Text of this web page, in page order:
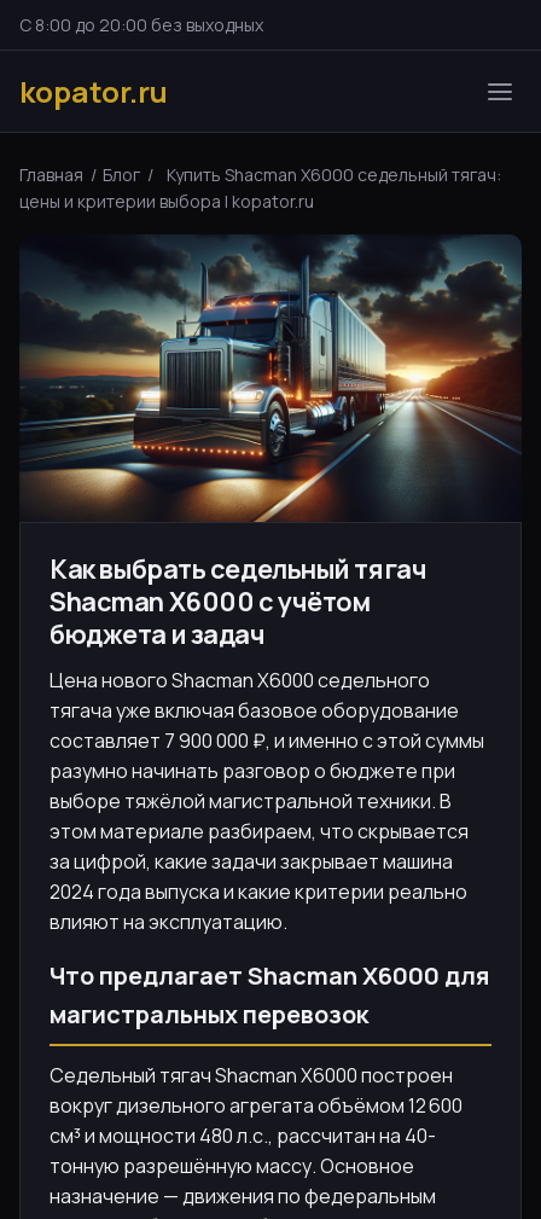
С 8:00 до 20:00 без выходных
kopator.ru
Главная / Блог /
Купить Shacman X6000 седельный тягач:
цены и критерии выбора | kopator.ru
Как выбрать седельный тягач
Shacman X6000 с учётом
бюджета и задач
Цена нового Shacman X6000 седельного
тягача уже включая базовое оборудование
составляет 7 900 000 ₽, и именно с этой суммы
разумно начинать разговор о бюджете при
выборе тяжёлой магистральной техники. В
этом материале разбираем, что скрывается
за цифрой, какие задачи закрывает машина
2024 года выпуска и какие критерии реально
влияют на эксплуатацию.
Что предлагает Shacman X6000 для
магистральных перевозок
Седельный тягач Shacman X6000 построен
вокруг дизельного агрегата объёмом 12 600
см³ и мощности 480 л.с., рассчитан на 40-
тонную разрешённую массу. Основное
назначение — движения по федеральным